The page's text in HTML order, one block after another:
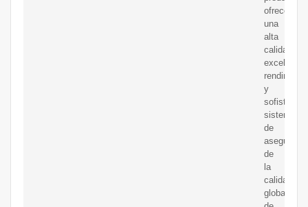
ofrecen
una
alta
calidad,
excelente
y
sofisticado
sistema
de
de
la
calidad
global